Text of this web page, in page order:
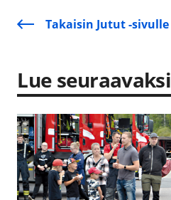
Takaisin Jutut -sivulle
Lue seuraavaksi